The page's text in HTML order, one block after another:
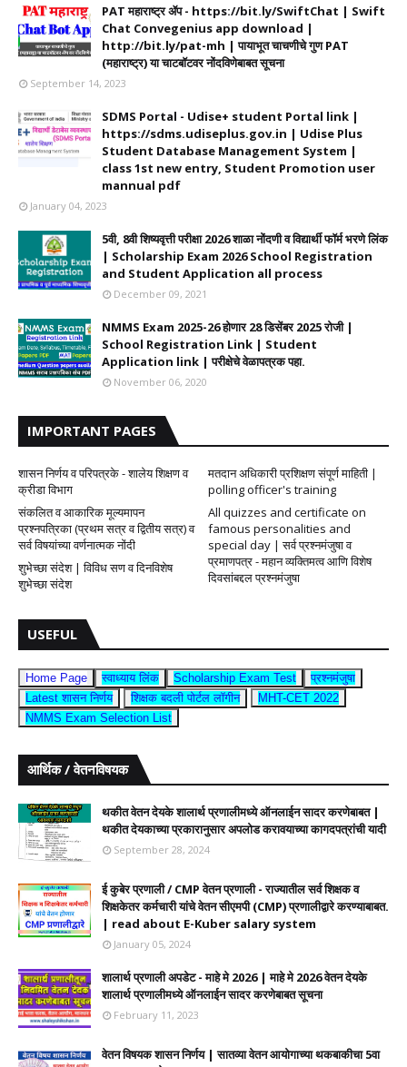
PAT महाराष्ट्र ॲप - https://bit.ly/SwiftChat | Swift
Chat Convegenius app download |
http://bit.ly/pat-mh | पायाभूत चाचणीचे गुण PAT
(महाराष्ट्र) या चाटबॉटवर नोंदविणेबाबत सूचना
September 14, 2023
SDMS Portal - Udise+ student Portal link |
https://sdms.udiseplus.gov.in | Udise Plus
Student Database Management System |
class 1st new entry, Student Promotion user
mannual pdf
January 04, 2023
5वी, 8वी शिष्यवृत्ती परीक्षा 2026 शाळा नोंदणी व विद्यार्थी फॉर्म भरणे लिंक
| Scholarship Exam 2026 School Registration
and Student Application all process
December 09, 2021
NMMS Exam 2025-26 होणार 28 डिसेंबर 2025 रोजी |
School Registration Link | Student
Application link | परीक्षेचे वेळापत्रक पहा.
November 06, 2020
IMPORTANT PAGES
शासन निर्णय व परिपत्रके - शालेय शिक्षण व
क्रीडा विभाग
मतदान अधिकारी प्रशिक्षण संपूर्ण माहिती |
polling officer's training
संकलित व आकारिक मूल्यमापन
प्रश्नपत्रिका (प्रथम सत्र व द्वितीय सत्र) व
सर्व विषयांच्या वर्णनात्मक नोंदी
All quizzes and certificate on
famous personalities and
special day | सर्व प्रश्नमंजुषा व
प्रमाणपत्र - महान व्यक्तिमत्व आणि विशेष
दिवसांबद्दल प्रश्नमंजुषा
शुभेच्छा संदेश | विविध सण व दिनविशेष
शुभेच्छा संदेश
USEFUL
Home Page स्वाध्याय लिंक Scholarship Exam Test
प्रश्नमंजुषा
Latest शासन निर्णय
शिक्षक बदली पोर्टल लॉगीन
MHT-CET 2022
NMMS Exam Selection List
आर्थिक / वेतनविषयक
थकीत वेतन देयके शालार्थ प्रणालीमध्ये ऑनलाईन सादर करणेबाबत |
थकीत देयकाच्या प्रकारानुसार अपलोड करावयाच्या कागदपत्रांची यादी
September 28, 2024
ई कुबेर प्रणाली / CMP वेतन प्रणाली - राज्यातील सर्व शिक्षक व
शिक्षकेतर कर्मचारी यांचे वेतन सीएमपी (CMP) प्रणालीद्वारे करण्याबाबत.
| read about E-Kuber salary system
January 05, 2024
शालार्थ प्रणाली अपडेट - माहे मे 2026 | माहे मे 2026 वेतन देयके
शालार्थ प्रणालीमध्ये ऑनलाईन सादर करणेबाबत सूचना
February 11, 2023
वेतन विषयक शासन निर्णय | सातव्या वेतन आयोगाच्या थकबाकीचा 5वा